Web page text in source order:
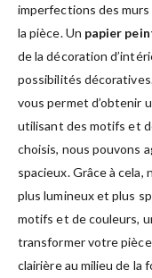
imperfections des
la pièce. Un papier
de la décoration
possibilités
vous permet d’obtenir
utilisant des motifs et
choisis, nous pouvons
spacieux. Grâce à
plus lumineux et plus
motifs et de couleurs,
transformer votre
clairière au milieu de la